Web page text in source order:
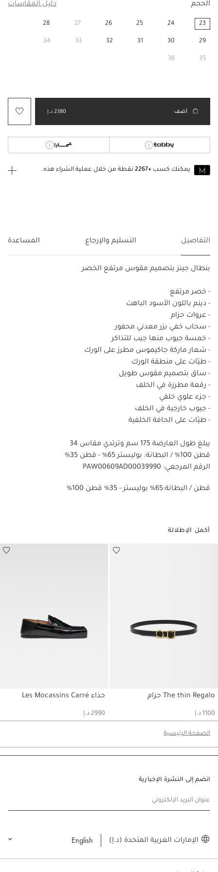
الحجم دليل المقاسات
23
24
25
26
27
28
29
30
31
32
33
34
35
36
أضف 2380 د.إ
يمكنك كسب +2267
نقطة من خلال عملية الشراء هذه.
التفاصيل التسليم والإرجاع المساعدة
بنطال جينز بتصميم مقوس مرتفع الخصر
- خصر مرتفع
- دينم باللون الأسود الباهت
- عروات حزام
- سحاب خفي بزر معدني محفور
- خمسة جيوب منها جيب للتذاكر
- شعار ماركة جاكيموس مطرز على الورك
- طيّات على منطقة الورك
- ساق بتصميم مقوس طويل
- رقعة مطرزة في الخلف
- جزء علوي خلفي
- جيوب خارجية في الخلف
- طيّات على الحافة الخلفية
يبلغ طول العارضة 175 سم وترتدي مقاس 34
قطن 100% / البطانة: بوليستر 65% - قطن 35%
الرقم المرجعي: PAW00609AD00039990
%100 قطن / البطانة:65% بوليستر - 35% قطن
أكمل الإطلالة
The thin Regalo حزام
حسابي
1100 د.إ
حذاء Les Mocassins Carré
حسابي
2990 د.إ
الصفحة الرئيسية
انضم إلى النشرة الإخبارية
عنوان البريد الإلكتروني
الإمارات العربية المتحدة (د.إ) English